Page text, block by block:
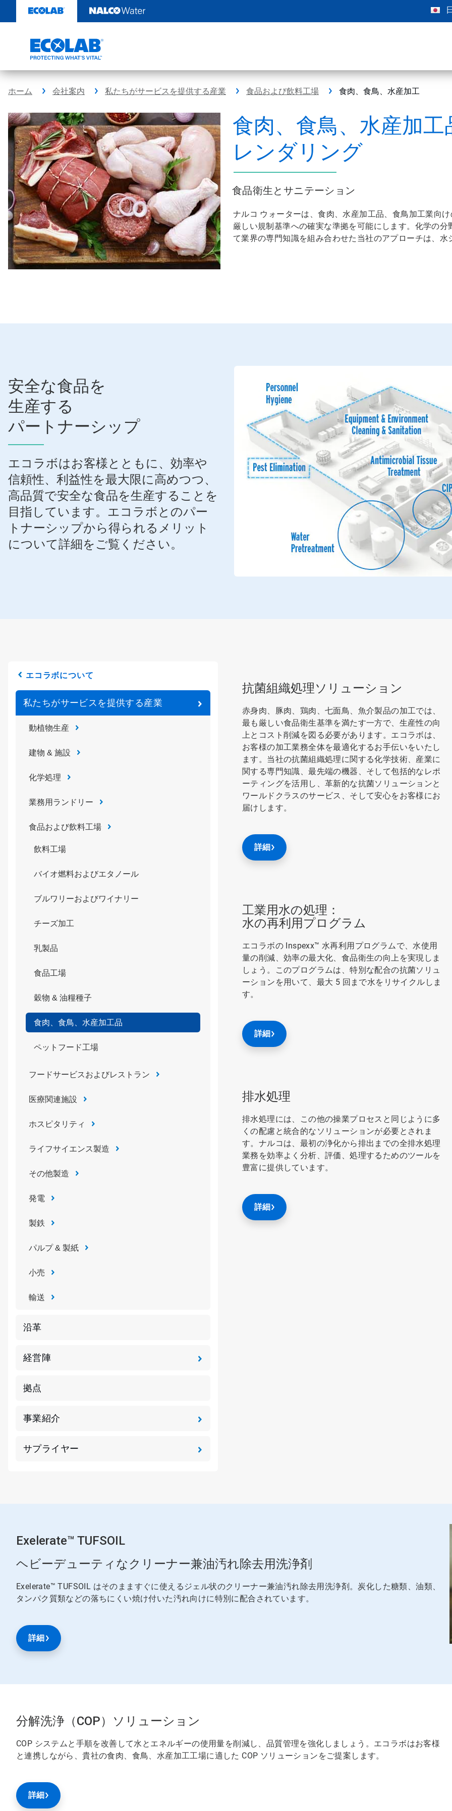
テ
る
ホーム 会社案内 私たちがサービスを提供する産業 食品および飲料工場 食肉、食鳥、水産加工
食肉、食鳥、水産加
レンダリング
食品衛生とサニテーション
ナルコ ウォーターは、食肉、水産加工品、食鳥加工業向
厳しい規制基準への確実な準拠を可能にします。化学の
て業界の専門知識を組み合わせた当社のアプローチは、
安全な食品を
生産する
パートナーシップ
エコラボはお客様とともに、効率や
信頼性、利益性を最大限に高めつつ、
高品質で安全な食品を生産することを
目指しています。エコラボとのパー
トナーシップから得られるメリット
について詳細をご覧ください。
エコラボについて
私たちがサービスを提供する産業
動植物生産
建物 & 施設
化学処理
業務用ランドリー
食品および飲料工場
飲料工場
バイオ燃料およびエタノール
ブルワリーおよびワイナリー
チーズ加工
乳製品
食品工場
穀物 & 油糧種子
食肉、食鳥、水産加工品
ペットフード工場
フードサービスおよびレストラン
医療関連施設
ホスピタリティ
ライフサイエンス製造
その他製造
発電
製鉄
パルプ & 製紙
小売
輸送
沿革
経営陣
拠点
事業紹介
サプライヤー
抗菌組織処理ソリューション
赤身肉、豚肉、鶏肉、七面鳥、魚介製品の加工では、
最も厳しい食品衛生基準を満たす一方で、生産性の向
上とコスト削減を図る必要があります。エコラボは、
お客様の加工業務全体を最適化するお手伝いをいたし
ます。当社の抗菌組織処理に関する化学技術、産業に
関する専門知識、最先端の機器、そして包括的なレポ
ーティングを活用し、革新的な抗菌ソリューションと
ワールドクラスのサービス、そして安心をお客様にお
届けします。
詳細
工業用水の処理：
水の再利用プログラム
エコラボの Inspexx™ 水再利用プログラムで、水使用
量の削減、効率の最大化、食品衛生の向上を実現しま
しょう。このプログラムは、特別な配合の抗菌ソリュ
ーションを用いて、最大 5 回まで水をリサイクルしま
す。
詳細
排水処理
排水処理には、この他の操業プロセスと同じように多
くの配慮と統合的なソリューションが必要とされま
す。ナルコは、最初の浄化から排出までの全排水処理
業務を効率よく分析、評価、処理するためのツールを
豊富に提供しています。
詳細
Exelerate™ TUFSOIL
ヘビーデューティなクリーナー兼油汚れ除去用洗浄剤
Exelerate™ TUFSOIL はそのまますぐに使えるジェル状のクリーナー兼油汚れ除去用洗浄剤。炭化した糖類、油類、
タンパク質類などの落ちにくい焼け付いた汚れ向けに特別に配合されています。
詳細
分解洗浄（COP）ソリューション
COP システムと手順を改善して水とエネルギーの使用量を削減し、品質管理を強化しましょう。エコラボはお客様
と連携しながら、貴社の食肉、食鳥、水産加工工場に適した COP ソリューションをご提案します。
詳細